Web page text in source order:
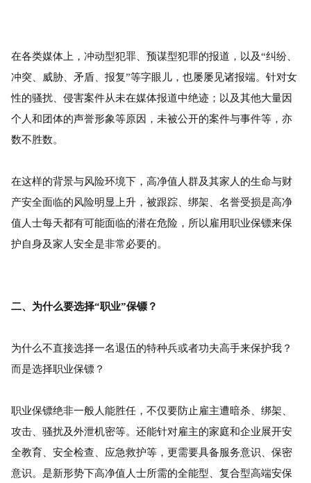
在各类媒体上，冲动型犯罪、预谋型犯罪的报道，以及“纠纷、
冲突、威胁、矛盾、报复”等字眼儿，也屡屡见诸报端。针对女
性的骚扰、侵害案件从未在媒体报道中绝迹；以及其他大量因
个人和团体的声誉形象等原因，未被公开的案件与事件等，亦
数不胜数。
在这样的背景与风险环境下，高净值人群及其家人的生命与财
产安全面临的风险明显上升，被跟踪、绑架、名誉受损是高净
值人士每天都有可能面临的潜在危险，所以雇用职业保镖来保
护自身及家人安全是非常必要的。
二、为什么要选择“职业”保镖？
为什么不直接选择一名退伍的特种兵或者功夫高手来保护我？
而是选择职业保镖？
职业保镖绝非一般人能胜任，不仅要防止雇主遭暗杀、绑架、
攻击、骚扰及外泄机密等。还能针对雇主的家庭和企业展开安
全教育、安全检查、应急救护等，更需要具备服务意识、保密
意识。是新形势下高净值人士所需的全能型、复合型高端安保